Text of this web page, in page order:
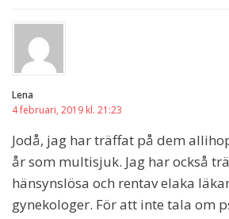
Lena
4 februari, 2019 kl. 21:23
Jodå, jag har träffat på dem
år som multisjuk. Jag har också
hänsynslösa och rentav elaka
gynekologer. För att inte tala om